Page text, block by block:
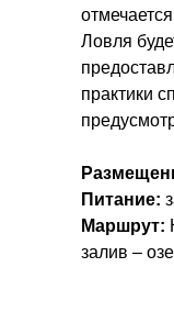
Ловля
практики
Питание:
Маршрут:
залив –